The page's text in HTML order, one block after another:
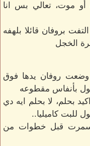
أو موت، تعالي بس انا
بروفان قائلا بلهفه
الخجل
روفان يدها فوق
بأنفاس مقطوعه
بحلم، لا بحلم ايه دي
للبت كاميليا..
قبل خطوات من